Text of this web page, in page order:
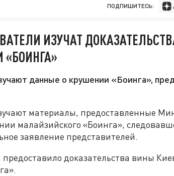
ПОДПИШИТЕСЬ:
ИЗУЧАТ
данные о крушении «Боинга»,
материалы, предоставленные
малайзийского «Боинга»,
заявление представителей.
доказательства вины